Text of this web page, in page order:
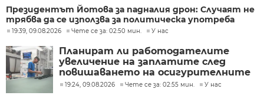
Президентът Йотова за падналия дрон: Случаят не
трябва да се използва за политическа употреба
19:39, 09.08.2026 Чете се за: 02:50 мин. У нас
Планират ли работодателите
увеличение на заплатите след
повишаването на осигурителните
прагове?
19:24, 09.08.2026 Чете се за: 02:55 мин. У нас